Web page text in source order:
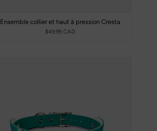
Ensemble collier et haut à pression Cresta
$49.99 CAD